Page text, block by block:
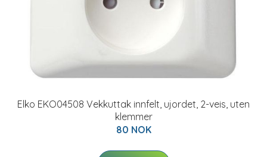
Elko EKO04508 Vekkuttak innfelt, ujordet, 2-veis, uten
klemmer
80 NOK